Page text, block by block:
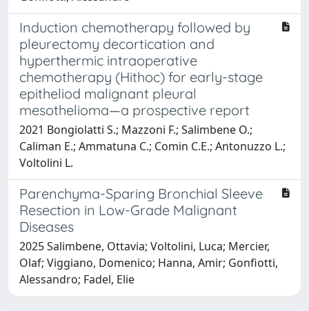
Induction chemotherapy followed by
pleurectomy decortication and
hyperthermic intraoperative
chemotherapy (Hithoc) for early-stage
epitheliod malignant pleural
mesothelioma—a prospective report
2021 Bongiolatti S.; Mazzoni F.; Salimbene O.;
Caliman E.; Ammatuna C.; Comin C.E.; Antonuzzo L.;
Voltolini L.
Parenchyma-Sparing Bronchial Sleeve
Resection in Low-Grade Malignant
Diseases
2025 Salimbene, Ottavia; Voltolini, Luca; Mercier,
Olaf; Viggiano, Domenico; Hanna, Amir; Gonfiotti,
Alessandro; Fadel, Elie